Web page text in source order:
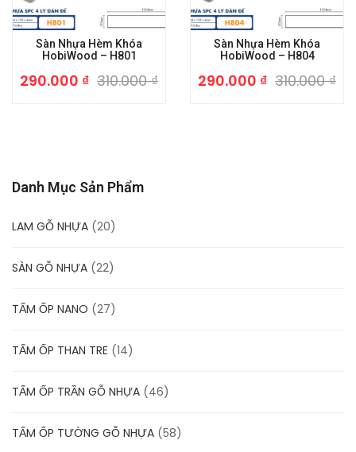
Sàn Nhựa Hèm Khóa
HobiWood – H801
310.000₫
290.000 ₫
Sàn Nhựa Hèm Khóa
HobiWood – H804
310.000₫
290.000 ₫
Danh Mục Sản Phẩm
LAM GỖ NHỰA (20)
SÀN GỖ NHỰA (22)
TẤM ỐP NANO (27)
TẤM ỐP THAN TRE (14)
TẤM ỐP TRẦN GỖ NHỰA (46)
TẤM ỐP TƯỜNG GỖ NHỰA (58)